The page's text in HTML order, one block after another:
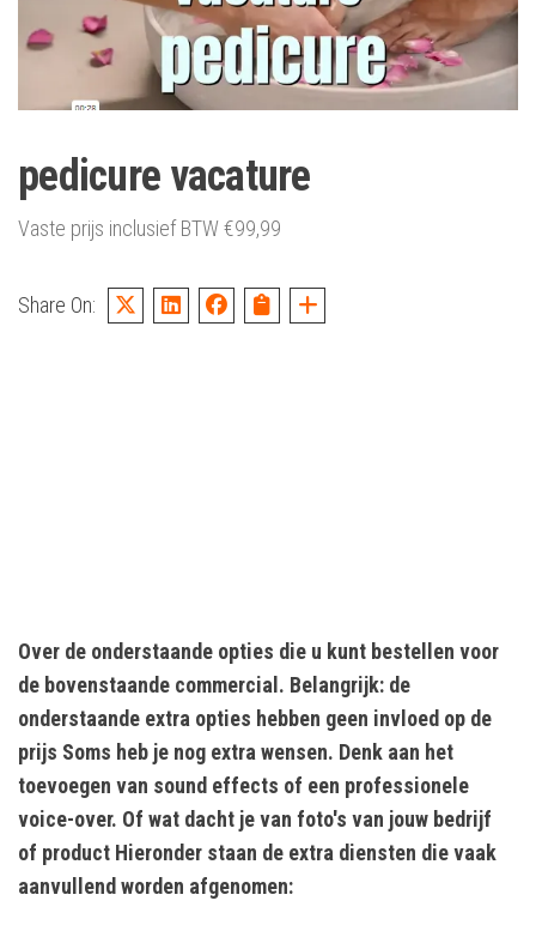
pedicure vacature
Vaste prijs inclusief BTW€99,99
Share On:
Over de onderstaande opties die u kunt bestellen voor
de bovenstaande commercial. Belangrijk: de
onderstaande extra opties hebben geen invloed op de
prijs Soms heb je nog extra wensen. Denk aan het
toevoegen van sound effects of een professionele
voice-over. Of wat dacht je van foto's van jouw bedrijf
of product Hieronder staan de extra diensten die vaak
aanvullend worden afgenomen: